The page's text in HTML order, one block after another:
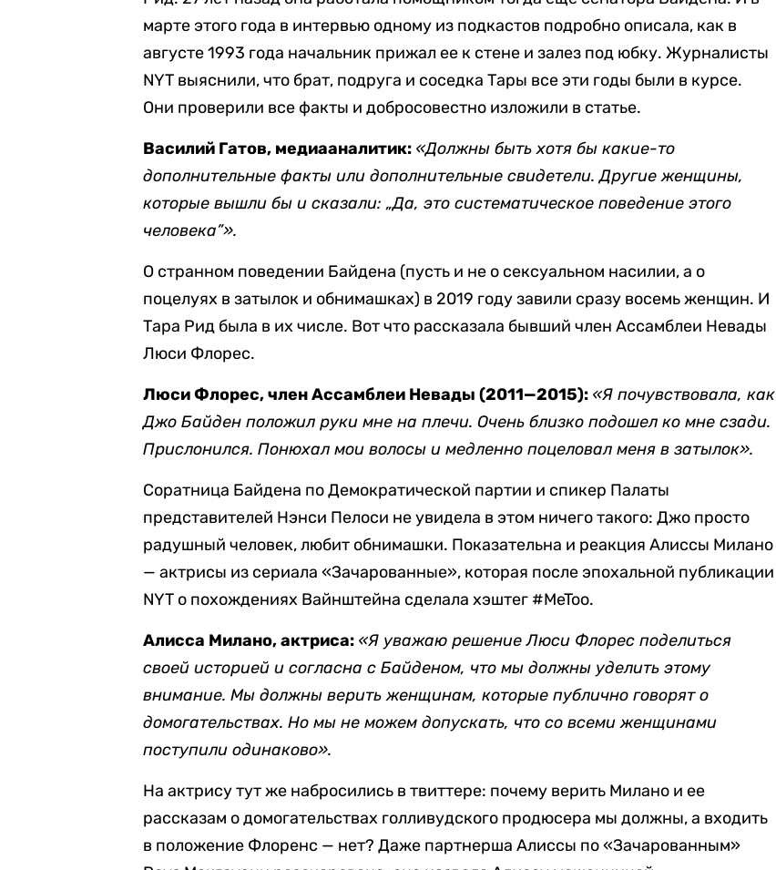
марте этого года в интервью одному из подкастов подробно описала, как в
августе 1993 года начальник прижал ее к стене и залез под юбку. Журналисты
NYT выяснили, что брат, подруга и соседка Тары все эти годы были в курсе.
Они проверили все факты и добросовестно изложили в статье.
Василий Гатов, медиааналитик: «Должны быть хотя бы какие-то
дополнительные факты или дополнительные свидетели. Другие женщины,
которые вышли бы и сказали: „Да, это систематическое поведение этого
человека”».
О странном поведении Байдена (пусть и не о сексуальном насилии, а о
поцелуях в затылок и обнимашках) в 2019 году завили сразу восемь женщин. И
Тара Рид была в их числе. Вот что рассказала бывший член Ассамблеи Невады
Люси Флорес.
Люси Флорес, член Ассамблеи Невады (2011—2015): «Я почувствовала, как
Джо Байден положил руки мне на плечи. Очень близко подошел ко мне сзади.
Прислонился. Понюхал мои волосы и медленно поцеловал меня в затылок».
Соратница Байдена по Демократической партии и спикер Палаты
представителей Нэнси Пелоси не увидела в этом ничего такого: Джо просто
радушный человек, любит обнимашки. Показательна и реакция Алиссы Милано
— актрисы из сериала «Зачарованные», которая после эпохальной публикации
NYT о похождениях Вайнштейна сделала хэштег #MeToo.
Алисса Милано, актриса: «Я уважаю решение Люси Флорес поделиться
своей историей и согласна с Байденом, что мы должны уделить этому
внимание. Мы должны верить женщинам, которые публично говорят о
домогательствах. Но мы не можем допускать, что со всеми женщинами
поступили одинаково».
На актрису тут же набросились в твиттере: почему верить Милано и ее
рассказам о домогательствах голливудского продюсера мы должны, а входить
в положение Флоренс — нет? Даже партнерша Алиссы по «Зачарованным»